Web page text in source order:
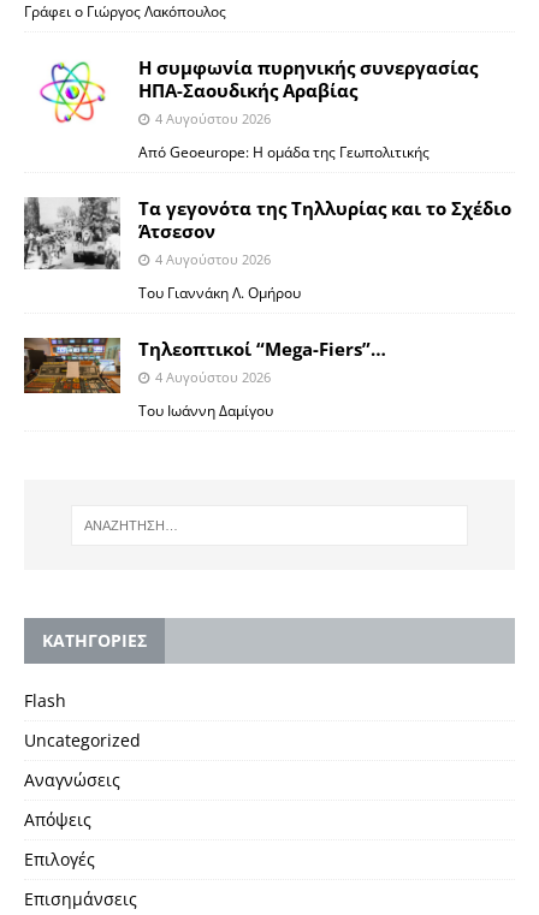
Γράφει ο Γιώργος Λακόπουλος
Η συμφωνία πυρηνικής συνεργασίας
ΗΠΑ-Σαουδικής Αραβίας
4 Αυγούστου 2026
Από Geoeurope: H ομάδα της Γεωπολιτικής
Τα γεγονότα της Τηλλυρίας και το Σχέδιο
Άτσεσον
4 Αυγούστου 2026
Toυ Γιαννάκη Λ. Ομήρου
Tηλεοπτικοί “Mega-Fiers”…
4 Αυγούστου 2026
Toυ Ιωάννη Δαμίγου
KΑΤΗΓΟΡΙΕΣ
Flash
Uncategorized
Αναγνώσεις
Απόψεις
Επιλογές
Επισημάνσεις